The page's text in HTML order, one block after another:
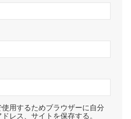
用するためブラウザーに自分
レス、サイトを保存する。